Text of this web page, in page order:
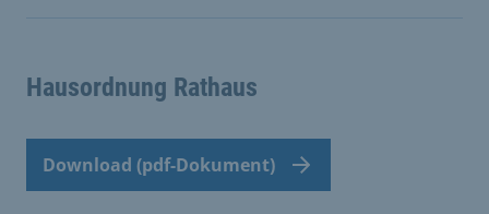
Hausordnung Rathaus
Download (pdf-Dokument)